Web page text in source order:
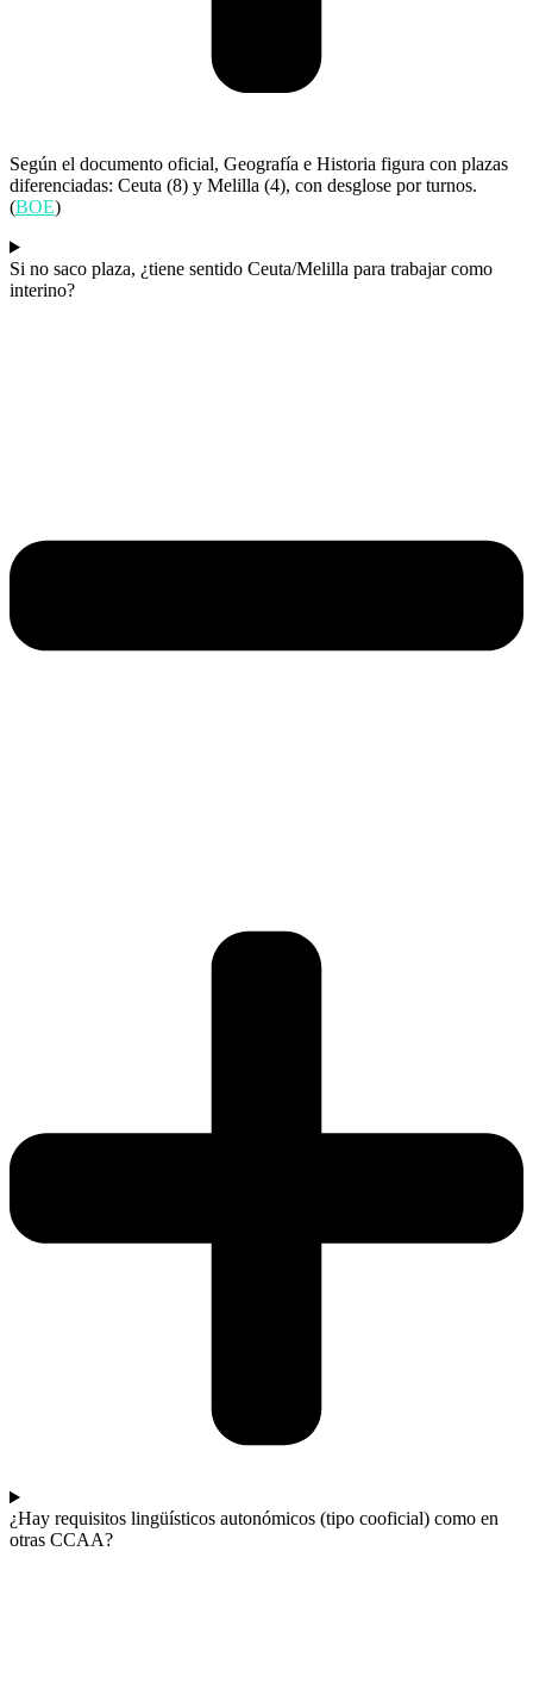
Según el documento oficial, Geografía e Historia figura con plazas
diferenciadas: Ceuta (8) y Melilla (4), con desglose por turnos.
(BOE)
Si no saco plaza, ¿tiene sentido Ceuta/Melilla para trabajar como
interino?
¿Hay requisitos lingüísticos autonómicos (tipo cooficial) como en
otras CCAA?